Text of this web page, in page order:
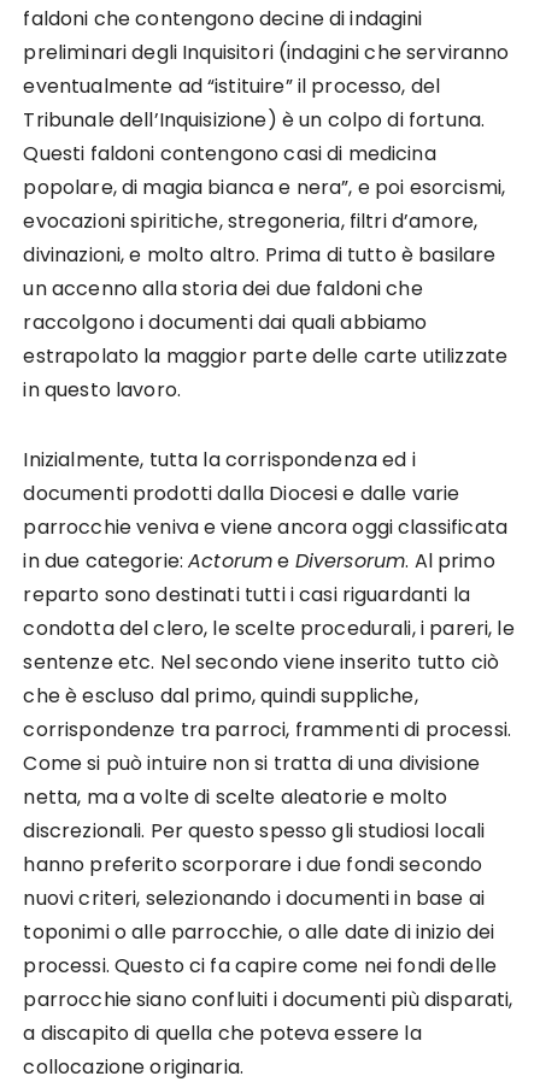
faldoni che contengono decine di indagini
preliminari degli Inquisitori (indagini che serviranno
eventualmente ad “istituire” il processo, del
Tribunale dell’Inquisizione) è un colpo di fortuna.
Questi faldoni contengono casi di medicina
popolare, di magia bianca e nera”, e poi esorcismi,
evocazioni spiritiche, stregoneria, filtri d’amore,
divinazioni, e molto altro. Prima di tutto è basilare
un accenno alla storia dei due faldoni che
raccolgono i documenti dai quali abbiamo
estrapolato la maggior parte delle carte utilizzate
in questo lavoro.
Inizialmente, tutta la corrispondenza ed i
documenti prodotti dalla Diocesi e dalle varie
parrocchie veniva e viene ancora oggi classificata
in due categorie:Actorume Diversorum. Al primo
reparto sono destinati tutti i casi riguardanti la
condotta del clero, le scelte procedurali, i pareri, le
sentenze etc. Nel secondo viene inserito tutto ciò
che è escluso dal primo, quindi suppliche,
corrispondenze tra parroci, frammenti di processi.
Come si può intuire non si tratta di una divisione
netta, ma a volte di scelte aleatorie e molto
discrezionali. Per questo spesso gli studiosi locali
hanno preferito scorporare i due fondi secondo
nuovi criteri, selezionando i documenti in base ai
toponimi o alle parrocchie, o alle date di inizio dei
processi. Questo ci fa capire come nei fondi delle
parrocchie siano confluiti i documenti più disparati,
a discapito di quella che poteva essere la
collocazione originaria.